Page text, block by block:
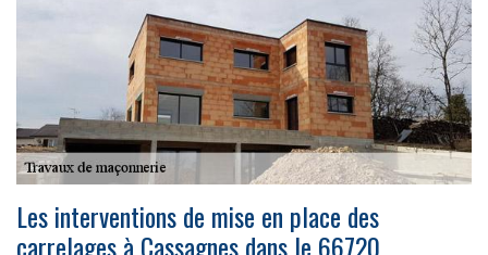
Les interventions de mise en place des
carrelages à Cassagnes dans le 66720